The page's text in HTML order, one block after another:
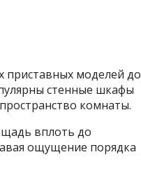
приставных моделей до
стенные шкафы
комнаты.
вплоть до
ощущение порядка